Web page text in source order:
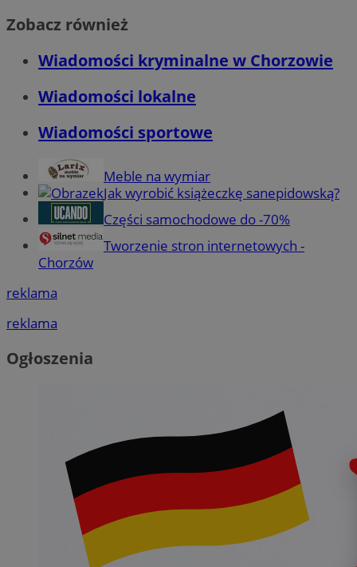
Zobacz również
Wiadomości kryminalne w Chorzowie
Wiadomości lokalne
Wiadomości sportowe
Meble na wymiar
Jak wyrobić książeczkę sanepidowską?
Części samochodowe do -70%
Tworzenie stron internetowych -
Chorzów
reklama
reklama
Ogłoszenia